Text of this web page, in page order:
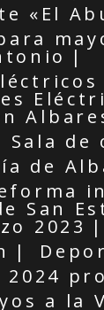
«El
Sala de
de
San
2023
a la